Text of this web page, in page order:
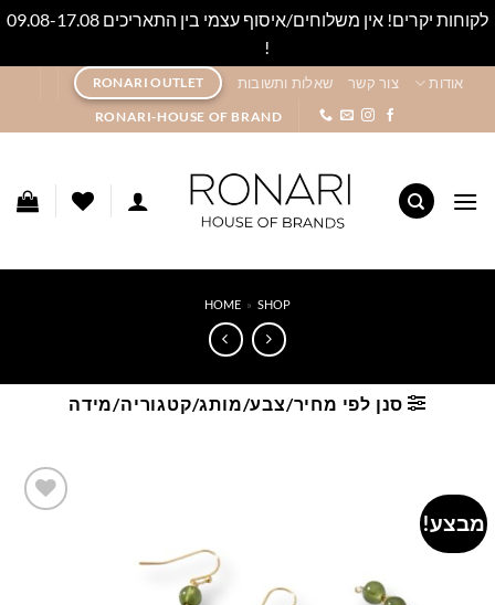
לקוחות יקרים! אין משלוחים/איסוף עצמי בין התאריכים 09.08-17.08
!
content
אודות צור קשר שאלות ותשובות RONARI OUTLET
RONARI-HOUSE OF BRAND
HOME » SHOP
סנן לפי מחיר/צבע/מותג/קטגוריה/מידה
מבצע!